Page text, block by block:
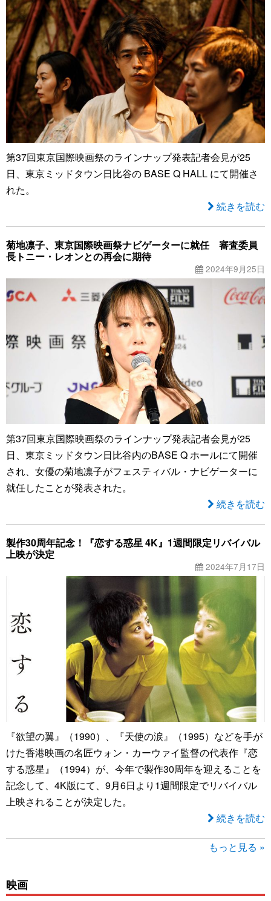
第37回東京国際映画祭のラインナップ発表記者会見が25
日、東京ミッドタウン日比谷の BASE Q HALL にて開催さ
れた。
続きを読む
菊地凛子、東京国際映画祭ナビゲーターに就任 審査委員
長トニー・レオンとの再会に期待
2024年9月25日
第37回東京国際映画祭のラインナップ発表記者会見が25
日、東京ミッドタウン日比谷内のBASE Q ホールにて開催
され、女優の菊地凛子がフェスティバル・ナビゲーターに
就任したことが発表された。
続きを読む
製作30周年記念！『恋する惑星 4K』1週間限定リバイバル
上映が決定
2024年7月17日
『欲望の翼』（1990）、『天使の涙』（1995）などを手が
けた香港映画の名匠ウォン・カーウァイ監督の代表作『恋
する惑星』（1994）が、今年で製作30周年を迎えることを
記念して、4K版にて、9月6日より1週間限定でリバイバル
上映されることが決定した。
続きを読む
もっと見る »
映画